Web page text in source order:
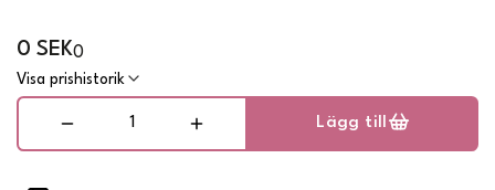
0 SEK0
Visa prishistorik
Lägg till